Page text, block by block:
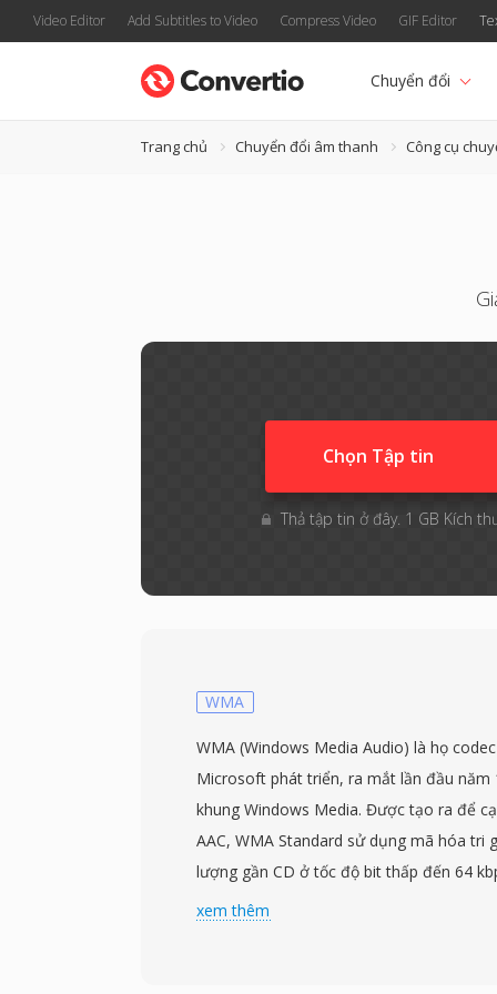
Video Editor Add Subtitles to Video Compress Video GIF Editor
Chuyển đổi
Trang chủ Chuyển đổi âm thanh Công cụ
Chọn Tập tin
Thả tập tin ở đây. 1 GB Kích
WMA
WMA (Windows Media Audio) là họ
Microsoft phát triển, ra mắt lần đầu năm
khung Windows Media. Được tạo ra để
AAC, WMA Standard sử dụng mã hóa tri
lượng gần CD ở tốc độ bit thấp đến 64
tốc độ dữ liệu MP3 thường cần cho kết
xem thêm